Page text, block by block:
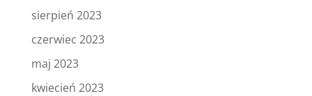
sierpień 2023
czerwiec 2023
maj 2023
kwiecień 2023